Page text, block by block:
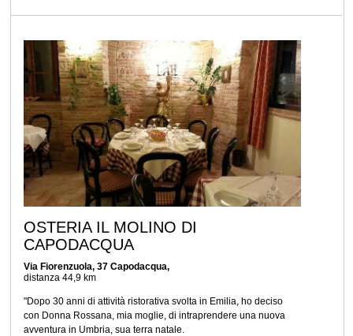
OSTERIA IL MOLINO DI
CAPODACQUA
Via Fiorenzuola, 37 Capodacqua,
distanza 44,9 km
"Dopo 30 anni di attività ristorativa svolta in Emilia, ho deciso
con Donna Rossana, mia moglie, di intraprendere una nuova
avventura in Umbria, sua terra natale.